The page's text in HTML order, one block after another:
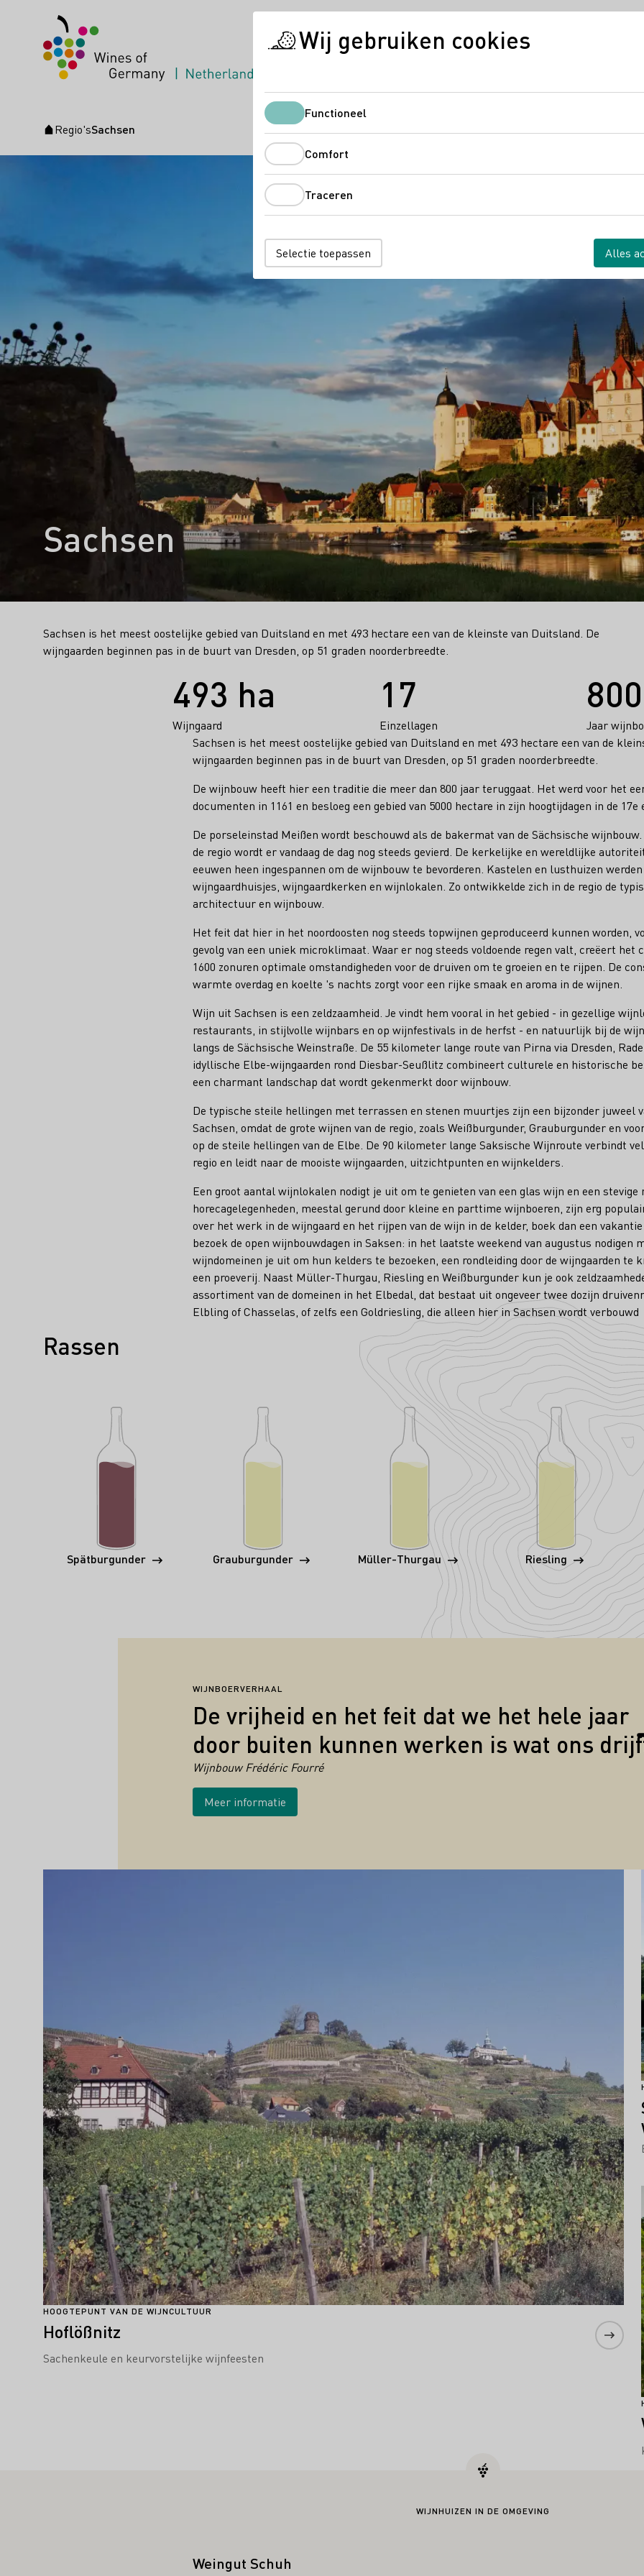
Digitale
Startpagina
Regio'sSachsen
Sachsen
Sachsen is het meest oostelijke gebied van Duitsland en met 493 hectare een van de kleinste van Duitsland. De
wijngaarden beginnen pas in de buurt van Dresden, op 51 graden noorderbreedte.
493 ha
Wijngaard
17
Einzellagen
800
Jaar
Sachsen is het meest oostelijke gebied van Duitsland en met 493 hectare een van de
wijngaarden beginnen pas in de buurt van Dresden, op 51 graden noorderbreedte.
De wijnbouw heeft hier een traditie die meer dan 800 jaar teruggaat. Het werd voor het
documenten in 1161 en besloeg een gebied van 5000 hectare in zijn hoogtijdagen in de 17e
De porseleinstad Meißen wordt beschouwd als de bakermat van de Sächsische
de regio wordt er vandaag de dag nog steeds gevierd. De kerkelijke en wereldlijke
eeuwen heen ingespannen om de wijnbouw te bevorderen. Kastelen en lusthuizen
wijngaardhuisjes, wijngaardkerken en wijnlokalen. Zo ontwikkelde zich in de regio de
architectuur en wijnbouw.
Het feit dat hier in het noordoosten nog steeds topwijnen geproduceerd kunnen worden,
gevolg van een uniek microklimaat. Waar er nog steeds voldoende regen valt, creëert
1600 zonuren optimale omstandigheden voor de druiven om te groeien en te rijpen. De
warmte overdag en koelte 's nachts zorgt voor een rijke smaak en aroma in de wijnen.
Wijn uit Sachsen is een zeldzaamheid. Je vindt hem vooral in het gebied - in gezellige
restaurants, in stijlvolle wijnbars en op wijnfestivals in de herfst - en natuurlijk bij de
langs de Sächsische Weinstraße. De 55 kilometer lange route van Pirna via Dresden,
idyllische Elbe-wijngaarden rond Diesbar-Seußlitz combineert culturele en historische
een charmant landschap dat wordt gekenmerkt door wijnbouw.
De typische steile hellingen met terrassen en stenen muurtjes zijn een bijzonder juweel
Sachsen, omdat de grote wijnen van de regio, zoals Weißburgunder, Grauburgunder en
op de steile hellingen van de Elbe. De 90 kilometer lange Saksische Wijnroute verbindt
regio en leidt naar de mooiste wijngaarden, uitzichtpunten en wijnkelders.
Een groot aantal wijnlokalen nodigt je uit om te genieten van een glas wijn en een
horecagelegenheden, meestal gerund door kleine en parttime wijnboeren, zijn erg
over het werk in de wijngaard en het rijpen van de wijn in de kelder, boek dan een
bezoek de open wijnbouwdagen in Saksen: in het laatste weekend van augustus nodigen
wijndomeinen je uit om hun kelders te bezoeken, een rondleiding door de wijngaarden te
een proeverij. Naast Müller-Thurgau, Riesling en Weißburgunder kun je ook
assortiment van de domeinen in het Elbedal, dat bestaat uit ongeveer twee dozijn
Elbling of Chasselas, of zelfs een Goldriesling, die alleen hier in Sachsen wordt verbouwd
Rassen
Spätburgunder Grauburgunder Müller-Thurgau Riesling
WIJNBOERVERHAAL
De vrijheid en het feit dat we het hele jaar
door buiten kunnen werken is wat ons
Wijnbouw Frédéric Fourré
Meer informatie
HOOGTEPUNT VAN DE WIJNCULTUUR
Hoflößnitz
Sachenkeule en keurvorstelijke wijnfeesten
WIJNHUIZEN IN DE OMGEVING
Weingut Schuh
Wij gebruiken cookies
FunctioneelFunctioneel
Comfort
Traceren
Selectie toepassen Alles